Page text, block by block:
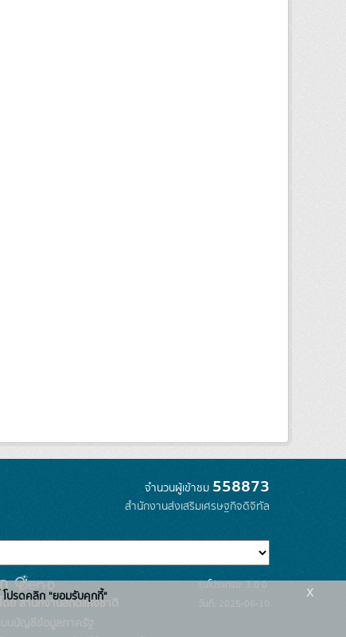
จำนวนผู้เข้าชม 558873
สำนักงานส่งเสริมเศรษฐกิจดิจิทัล
ดย สำนักงานสถิติแห่งชาติ
รุ่นโปรแกรม: 3.0.0
วันที่: 2025-06-10
โปรดคลิก "ยอมรับคุกกี้"
x